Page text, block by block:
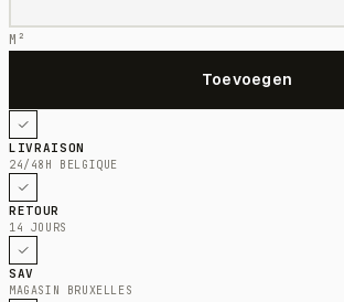
M²
LIVRAISON
24/48H BELGIQUE
RETOUR
14 JOURS
SAV
MAGASIN BRUXELLES